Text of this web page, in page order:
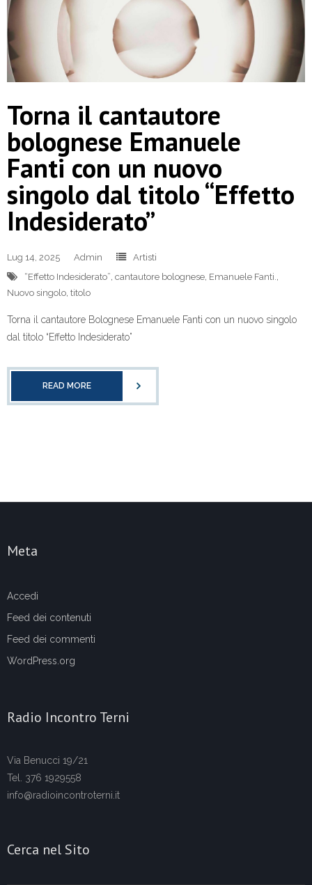
Torna il cantautore
bolognese Emanuele
Fanti con un nuovo
singolo dal titolo “Effetto
Indesiderato”
Lug 14, 2025 Admin
Artisti
“Effetto Indesiderato”, cantautore bolognese, Emanuele Fanti.,
Nuovo singolo, titolo
Torna il cantautore Bolognese Emanuele Fanti con un nuovo singolo
dal titolo “Effetto Indesiderato”
READ MORE
Meta
Accedi
Feed dei contenuti
Feed dei commenti
WordPress.org
Radio Incontro Terni
Via Benucci 19/21
Tel. 376 1929558
info@radioincontroterni.it
Cerca nel Sito